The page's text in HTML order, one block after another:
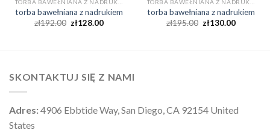
torba bawełniana z nadrukiem
zł192.00 zł128.00
torba bawełniana z nadrukiem
zł195.00 zł130.00
SKONTAKTUJ SIĘ Z NAMI
Adres:4906 Ebbtide Way, San Diego, CA 92154 United
States